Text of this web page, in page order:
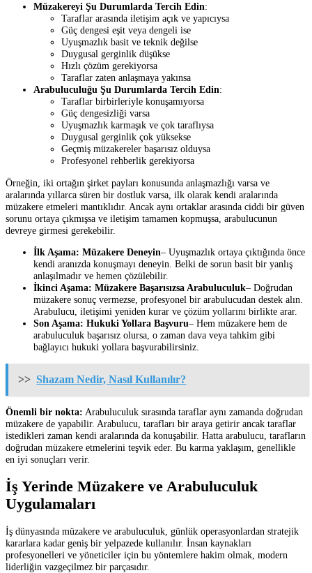
Müzakereyi Şu Durumlarda Tercih Edin:
Taraflar arasında iletişim açık ve yapıcıysa
Güç dengesi eşit veya dengeli ise
Uyuşmazlık basit ve teknik değilse
Duygusal gerginlik düşükse
Hızlı çözüm gerekiyorsa
Taraflar zaten anlaşmaya yakınsa
Arabuluculuğu Şu Durumlarda Tercih Edin:
Taraflar birbirleriyle konuşamıyorsa
Güç dengesizliği varsa
Uyuşmazlık karmaşık ve çok taraflıysa
Duygusal gerginlik çok yüksekse
Geçmiş müzakereler başarısız olduysa
Profesyonel rehberlik gerekiyorsa
Örneğin, iki ortağın şirket payları konusunda anlaşmazlığı varsa ve
aralarında yıllarca süren bir dostluk varsa, ilk olarak kendi aralarında
müzakere etmeleri mantıklıdır. Ancak aynı ortaklar arasında ciddi bir güven
sorunu ortaya çıkmışsa ve iletişim tamamen kopmuşsa, arabulucunun
devreye girmesi gerekebilir.
İlk Aşama: Müzakere Deneyin– Uyuşmazlık ortaya çıktığında önce
kendi aranızda konuşmayı deneyin. Belki de sorun basit bir yanlış
anlaşılmadır ve hemen çözülebilir.
İkinci Aşama: Müzakere Başarısızsa Arabuluculuk– Doğrudan
müzakere sonuç vermezse, profesyonel bir arabulucudan destek alın.
Arabulucu, iletişimi yeniden kurar ve çözüm yollarını birlikte arar.
Son Aşama: Hukuki Yollara Başvuru– Hem müzakere hem de
arabuluculuk başarısız olursa, o zaman dava veya tahkim gibi
bağlayıcı hukuki yollara başvurabilirsiniz.
>> Shazam Nedir, Nasıl Kullanılır?
Önemli bir nokta: Arabuluculuk sırasında taraflar aynı zamanda doğrudan
müzakere de yapabilir. Arabulucu, tarafları bir araya getirir ancak taraflar
istedikleri zaman kendi aralarında da konuşabilir. Hatta arabulucu, tarafların
doğrudan müzakere etmelerini teşvik eder. Bu karma yaklaşım, genellikle
en iyi sonuçları verir.
İş Yerinde Müzakere ve Arabuluculuk
Uygulamaları
İş dünyasında müzakere ve arabuluculuk, günlük operasyonlardan stratejik
kararlara kadar geniş bir yelpazede kullanılır. İnsan kaynakları
profesyonelleri ve yöneticiler için bu yöntemlere hakim olmak, modern
liderliğin vazgeçilmez bir parçasıdır.